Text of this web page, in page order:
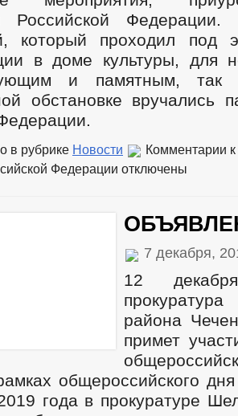
Российской
который проходил под
в доме культуры, для
и памятным, так
обстановке вручались
в рубрике Новости Комментарии
Федерации отключены
7 декабря,
12
района
примет
общероссийского
года в прокуратуре